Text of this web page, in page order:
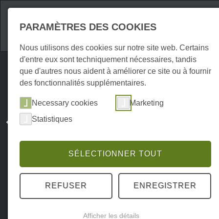
Attractions
PARAMÈTRES DES COOKIES
Nous utilisons des cookies sur notre site web. Certains
d'entre eux sont techniquement nécessaires, tandis
que d'autres nous aident à améliorer ce site ou à fournir
des fonctionnalités supplémentaires.
Necessary cookies
Marketing
Statistiques
SÉLECTIONNER TOUT
REFUSER ENREGISTRER
Afficher les détails